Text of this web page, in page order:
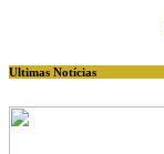
Ultimas Notícias